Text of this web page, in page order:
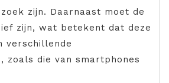
zijn. Daarnaast moet de
zijn, wat betekent dat deze
verschillende
zoals die van smartphones